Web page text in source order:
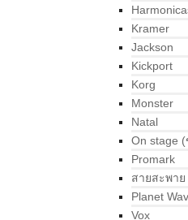
Kramer
Jackson
Kickport
Korg
Monster
Natal
On stage
Promark
สายสะพาย
Planet
Vox